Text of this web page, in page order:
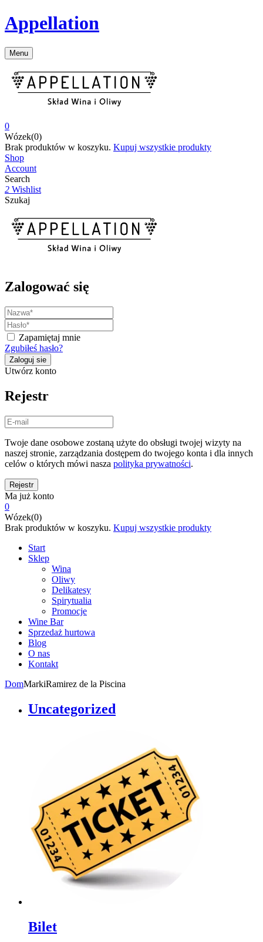
Appellation
Menu
0
Wózek(0)
Brak produktów w koszyku. Kupuj wszystkie produkty
Shop
Account
Search
2 Wishlist
Szukaj
Zalogować się
Zapamiętaj mnie
Zgubiłeś hasło?
Utwórz konto
Rejestr
Twoje dane osobowe zostaną użyte do obsługi twojej wizyty na
naszej stronie, zarządzania dostępem do twojego konta i dla innych
celów o których mówi nasza polityka prywatności.
Ma już konto
0
Wózek(0)
Brak produktów w koszyku. Kupuj wszystkie produkty
Start
Sklep
Wina
Oliwy
Delikatesy
Spirytualia
Promocje
Wine Bar
Sprzedaż hurtowa
Blog
O nas
Kontakt
DomMarkiRamirez de la Piscina
Uncategorized
Bilet